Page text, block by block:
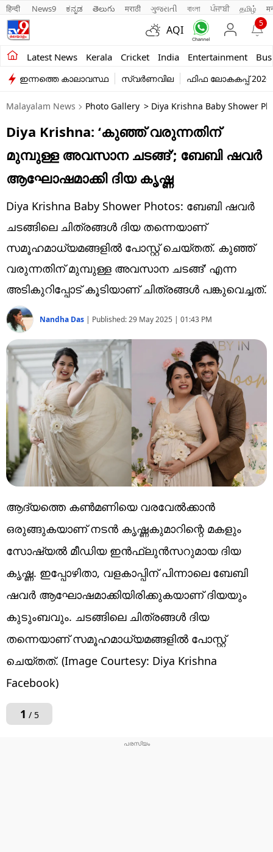
हिन्दी News9 ಕನ್ನಡ తెలుగు मराठी ગુજરાતી বাংলা ਪੰਜਾਬੀ தமிழ்
AQI
5
Latest News Kerala Cricket India Entertainment
Kerala
India
Entertainment
Business
Education
Lifestyle
world
Technology
Religion
Web Story
Photo
Short Videos
ഇന്നത്തെ കാലാവസ്ഥ സ്വർണവില ഫിഫ ലോകകപ്പ് 2026
Malayalam News Photo Gallery > Diya Krishna Baby Shower
Diya Krishna: ‘കുഞ്ഞ് വരുന്നതിന്
മുമ്പുള്ള അവസാന ചടങ്ങ്’; ബേബി ഷവർ
ആഘോഷമാക്കി ദിയ കൃഷ്ണ
Diya Krishna Baby Shower Photos: ബേബി ഷവർ
ചടങ്ങിലെ ചിത്രങ്ങൾ ദിയ തന്നെയാണ്
സമൂഹമാധ്യമങ്ങളിൽ പോസ്റ്റ് ചെയ്തത്. കുഞ്ഞ്
വരുന്നതിന് മുമ്പുള്ള അവസാന ചടങ്ങ്' എന്ന
അടികുറിപ്പോട് കൂടിയാണ് ചിത്രങ്ങൾ പങ്കുവെച്ചത്.
Nandha Das | Published:29 May 2025 | 01:43 PM
ആദ്യത്തെ കൺമണിയെ വരവേൽക്കാൻ
ഒരുങ്ങുകയാണ് നടൻ കൃഷ്ണകുമാറിന്റെ മകളും
സോഷ്യൽ മീഡിയ ഇൻഫ്ലുൻസറുമായ ദിയ
കൃഷ്ണ. ഇപ്പോഴിതാ, വളകാപ്പിന് പിന്നാലെ ബേബി
ഷവർ ആഘോഷമാക്കിയിരിക്കുകയാണ് ദിയയും
കുടുംബവും. ചടങ്ങിലെ ചിത്രങ്ങൾ ദിയ
തന്നെയാണ് സമൂഹമാധ്യമങ്ങളിൽ പോസ്റ്റ്
ചെയ്തത്. (Image Courtesy: Diya Krishna
Facebook)
1 / 5